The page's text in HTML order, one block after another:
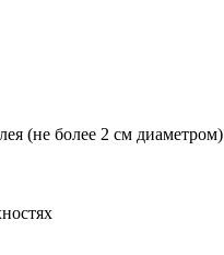
(не более 2 см диаметром)